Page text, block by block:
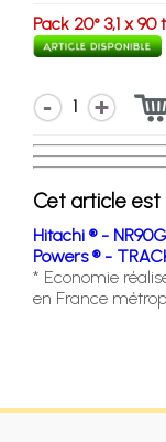
Pack 20° 3,1 x 90
1
Cet article
Hitachi ® -
Powers ® -
* Economie
en France